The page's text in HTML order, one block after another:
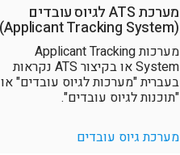
מערכת ATS לגיוס עובדים
(Applicant Tracking System)
מערכות Applicant Tracking
System או בקיצור ATS נקראות
בעברית "מערכות לגיוס עובדים" או
"תוכנות לגיוס עובדים".
מערכת גיוס עובדים